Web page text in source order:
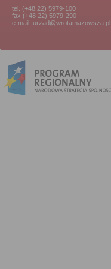
tel. (+48 22) 5979-100
fax (+48 22) 5979-290
e-mail: urzad@wrotamazowsza.pl